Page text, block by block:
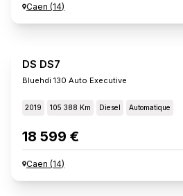
Caen (14)
DS DS7
Bluehdi 130 Auto Executive
2019 105 388 Km Diesel Automatique
18 599 €
Caen (14)